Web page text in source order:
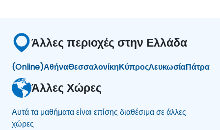
Άλλες περιοχές στην Ελλάδα
(Online)ΑθήναΘεσσαλονίκηΚύπροςΛευκωσίαΠάτρα
Άλλες Χώρες
Αυτά τα μαθήματα είναι επίσης διαθέσιμα σε άλλες
χώρες